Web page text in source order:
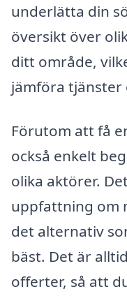
underlätta din
översikt över
ditt område,
jämföra tjänster
Förutom att få
också enkelt
olika aktörer.
uppfattning om
det alternativ
bäst. Det är
offerter, så att